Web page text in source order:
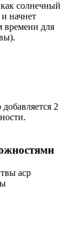
солнечный
начнет
времени для
2
аср